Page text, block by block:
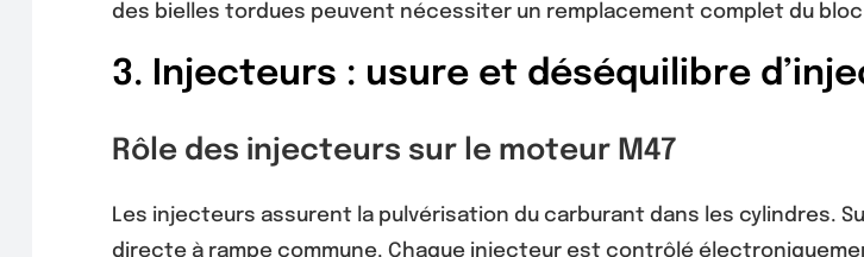
des bielles tordues peuvent nécessiter un remplacement complet du
3. Injecteurs : usure et déséquilibre
Rôle des injecteurs sur le moteur M47
Les injecteurs assurent la pulvérisation du carburant dans les cylindres.
directe à rampe commune. Chaque injecteur est contrôlé